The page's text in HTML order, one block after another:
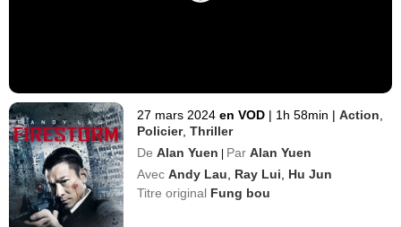
27 mars 2024 en VOD | 1h 58min | Action
Policier,Thriller
De Alan Yuen | Par Alan Yuen
Avec Andy Lau Ray Lui
Hu Jun
Titre original Fung bou